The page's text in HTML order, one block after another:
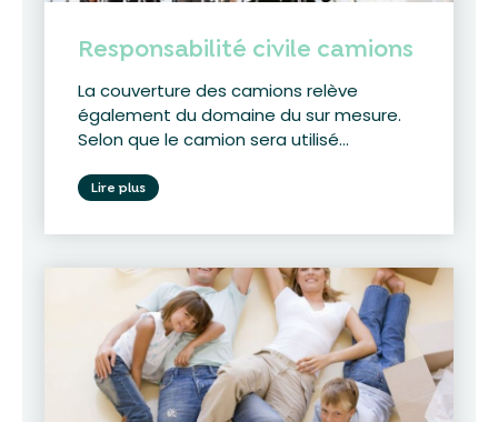
Responsabilité civile camions
La couverture des camions relève
également du domaine du sur mesure.
Selon que le camion sera utilisé...
Lire plus